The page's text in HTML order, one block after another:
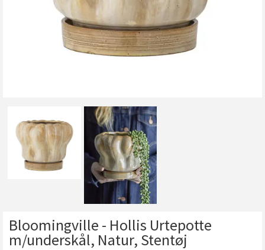
Bloomingville - Hollis Urtepotte
m/underskål, Natur, Stentøj